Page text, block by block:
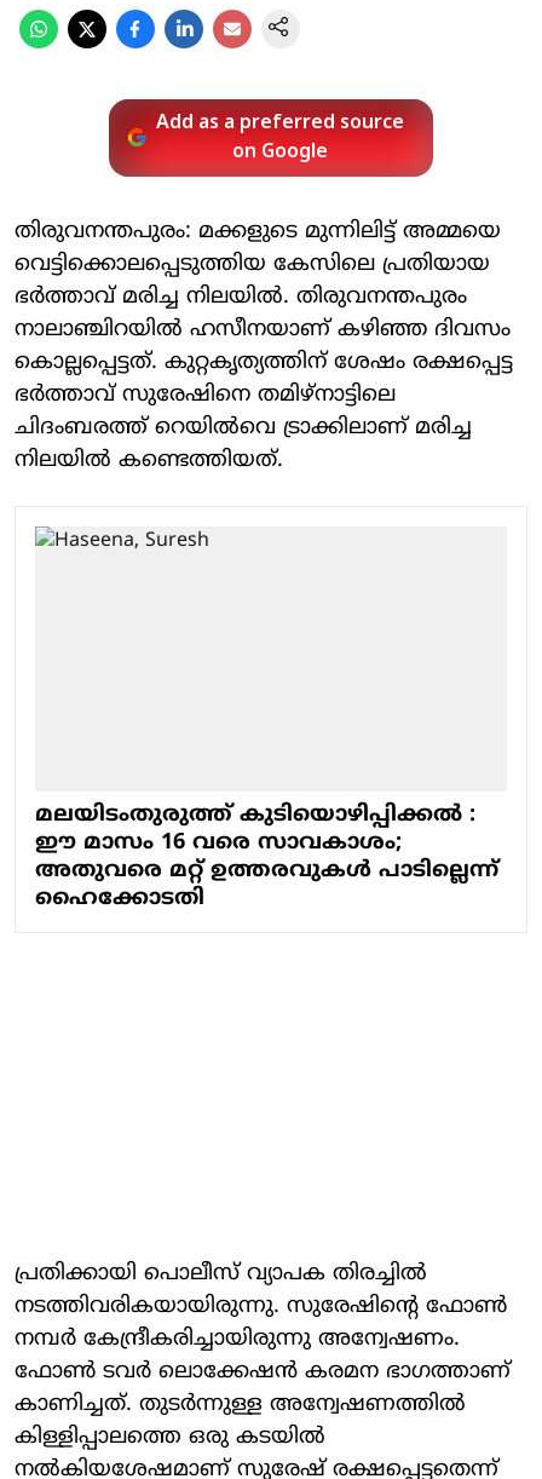
Add as a preferred source
on Google
തിരുവനന്തപുരം: മക്കളുടെ മുന്നിലിട്ട് അമ്മയെ
വെട്ടിക്കൊലപ്പെടുത്തിയ കേസിലെ പ്രതിയായ
ഭര്‍ത്താവ് മരിച്ച നിലയില്‍. തിരുവനന്തപുരം
നാലാഞ്ചിറയില്‍ ഹസീനയാണ് കഴിഞ്ഞ ദിവസം
കൊല്ലപ്പെട്ടത്. കുറ്റകൃത്യത്തിന് ശേഷം രക്ഷപ്പെട്ട
ഭര്‍ത്താവ് സുരേഷിനെ തമിഴ്‌നാട്ടിലെ
ചിദംബരത്ത് റെയില്‍വെ ട്രാക്കിലാണ് മരിച്ച
നിലയില്‍ കണ്ടെത്തിയത്.
മലയിടംതുരുത്ത് കുടിയൊഴിപ്പിക്കല്‍ :
ഈ മാസം 16 വരെ സാവകാശം;
അതുവരെ മറ്റ് ഉത്തരവുകള്‍ പാടില്ലെന്ന്
ഹൈക്കോടതി
പ്രതിക്കായി പൊലീസ് വ്യാപക തിരച്ചില്‍
നടത്തിവരികയായിരുന്നു. സുരേഷിന്റെ ഫോണ്‍
നമ്പര്‍ കേന്ദ്രീകരിച്ചായിരുന്നു അന്വേഷണം.
ഫോണ്‍ ടവര്‍ ലൊക്കേഷന്‍ കരമന ഭാഗത്താണ്
കാണിച്ചത്. തുടര്‍ന്നുള്ള അന്വേഷണത്തില്‍
കിള്ളിപ്പാലത്തെ ഒരു കടയില്‍
നല്‍കിയശേഷമാണ് സുരേഷ് രക്ഷപ്പെട്ടതെന്ന്